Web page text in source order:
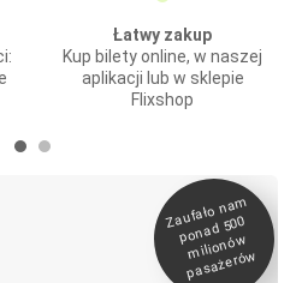
Łatwy zakup
Kup bilety online, w naszej
aplikacji lub w sklepie
Flixshop
Zaufało na
m
ponad 500
milionó
w
pasażeró
w